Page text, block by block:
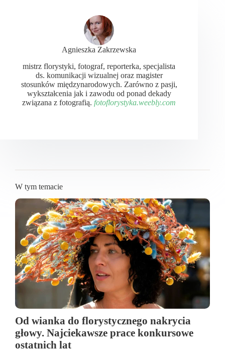
Agnieszka Zakrzewska
mistrz florystyki, fotograf, reporterka, specjalista
ds. komunikacji wizualnej oraz magister
stosunków międzynarodowych. Zarówno z pasji,
wykształcenia jak i zawodu od ponad dekady
związana z fotografią. fotoflorystyka.weebly.com
W tym temacie
Od wianka do florystycznego nakrycia
głowy. Najciekawsze prace konkursowe
ostatnich lat